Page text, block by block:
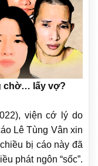
chờ… lấy vợ?
viện cớ lý do
Lê Tùng Vân xin
bị cáo này đã
phát ngôn “sốc”.